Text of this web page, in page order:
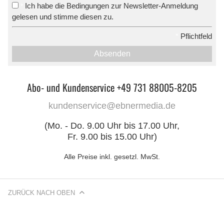
Ich habe die Bedingungen zur Newsletter-Anmeldung
gelesen und stimme diesen zu.
Pflichtfeld
Absenden
Abo- und Kundenservice +49 731 88005-8205
kundenservice@ebnermedia.de
(Mo. - Do. 9.00 Uhr bis 17.00 Uhr,
Fr. 9.00 bis 15.00 Uhr)
Alle Preise inkl. gesetzl. MwSt.
ZURÜCK NACH OBEN